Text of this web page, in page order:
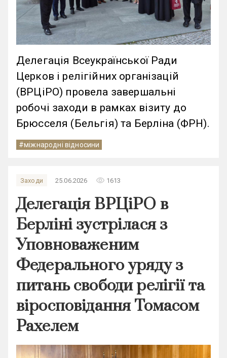
Делегація Всеукраїнської Ради
Церков і релігійних організацій
(ВРЦіРО) провела завершальні
робочі заходи в рамках візиту до
Брюсселя (Бельгія) та Берліна (ФРН).
#міжнародні відносини
Заходи 25.06.2026 remove_red_eye 1613
Делегація ВРЦіРО в
Берліні зустрілася з
Уповноваженим
Федерального уряду з
питань свободи релігії та
віросповідання Томасом
Рахелем